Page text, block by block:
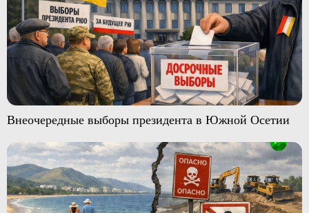
Внеочередные выборы президента в Южной Осетии